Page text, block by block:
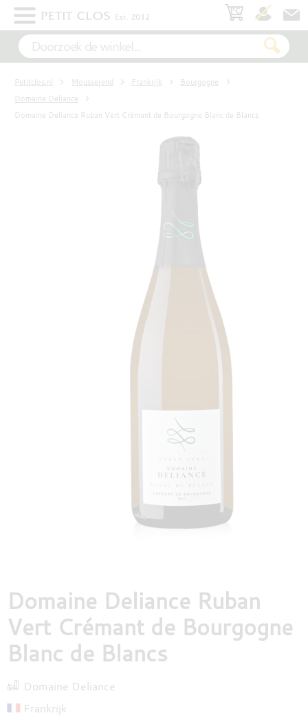
WIT
ROSÉ
Petitclos.nl Mousserend Frankrijk
Bourgogne
Domaine Deliance
Domaine Deliance Ruban Vert Crémant de Bourgogne Blanc de Blancs
Domaine Deliance Ruban
Vert Crémant de Bourgogne
Blanc de Blancs
Domaine Deliance
Frankrijk